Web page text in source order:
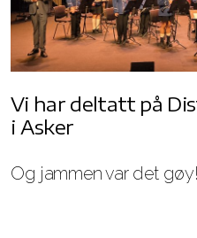
Vi har deltatt på
i Asker
Og jammen var det gøy!